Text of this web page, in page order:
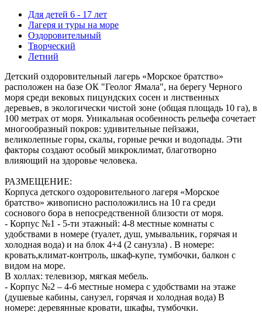
Для детей 6 - 17 лет
Лагеря и туры на море
Оздоровительный
Творческий
Летний
Детский оздоровительный лагерь «Морское братство»
расположен на базе ОК "Геолог Ямала", на берегу Черного
моря среди вековых пицундских сосен и лиственных
деревьев, в экологически чистой зоне (общая площадь 10 га), в
100 метрах от моря. Уникальная особенность рельефа сочетает
многообразный покров: удивительные пейзажи,
великолепные горы, скалы, горные речки и водопады. Эти
факторы создают особый микроклимат, благотворно
влияющий на здоровье человека.
РАЗМЕЩЕНИЕ:
Корпуса детского оздоровительного лагеря «Морское
братство» живописно расположились на 10 га среди
соснового бора в непосредственной близости от моря.
- Корпус №1 - 5-ти этажный: 4-8 местные комнаты с
удобствами в номере (туалет, душ, умывальник, горячая и
холодная вода) и на блок 4+4 (2 санузла) . В номере:
кровать,климат-контроль, шкаф-купе, тумбочки, балкон с
видом на море.
В холлах: телевизор, мягкая мебель.
- Корпус №2 – 4-6 местные номера с удобствами на этаже
(душевые кабины, санузел, горячая и холодная вода) В
номере: деревянные кровати, шкафы, тумбочки.